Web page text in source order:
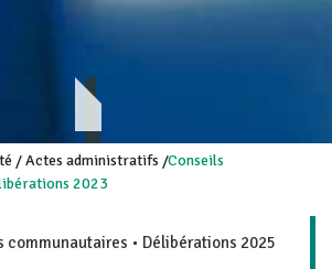
/Actes administratifs /Conseils
2023
communautaires • Délibérations 2025